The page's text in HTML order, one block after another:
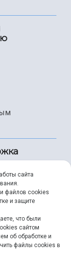
сайта
файлов cookies
и защите
что были
сайтом
об обработке и
файлы cookies в